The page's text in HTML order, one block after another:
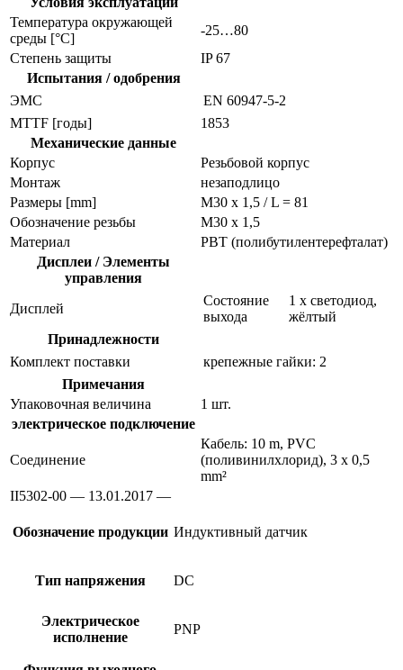
Температура окружающей
среды [°C]
-25…80
Степень защиты
IP 67
Испытания / одобрения
ЭMC
EN 60947-5-2
MTTF [годы]
1853
Механические данные
Корпус
Резьбовой корпус
Монтаж
незаподлицо
Размеры [mm]
M30 x 1,5 / L = 81
Обозначение резьбы
M30 x 1,5
Материал
PBT (полибутилентерефталат)
Дисплеи / Элементы
управления
Дисплей
Состояние
выхода
1 x светодиод,
жёлтый
Принадлежности
Комплект поставки
крепежные гайки: 2
Примечания
Упаковочная величина
1 шт.
электрическое подключение
Соединение
Кабель: 10 m, PVC
(поливинилхлорид), 3 x 0,5
mm²
II5302-00 — 13.01.2017 —
Обозначение продукции Индуктивный датчик
Тип напряжения DC
Электрическое
исполнение
PNP